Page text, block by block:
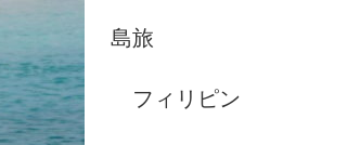
島旅
フィリピン